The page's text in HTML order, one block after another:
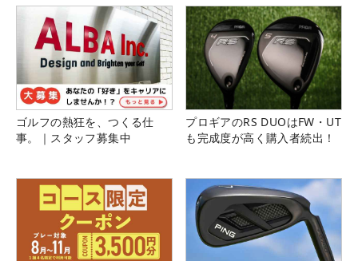
ゴルフの熱狂を、つくる仕
事。｜スタッフ募集中
プロギアのRS DUOはFW・UT
も完成度が高く購入者続出！